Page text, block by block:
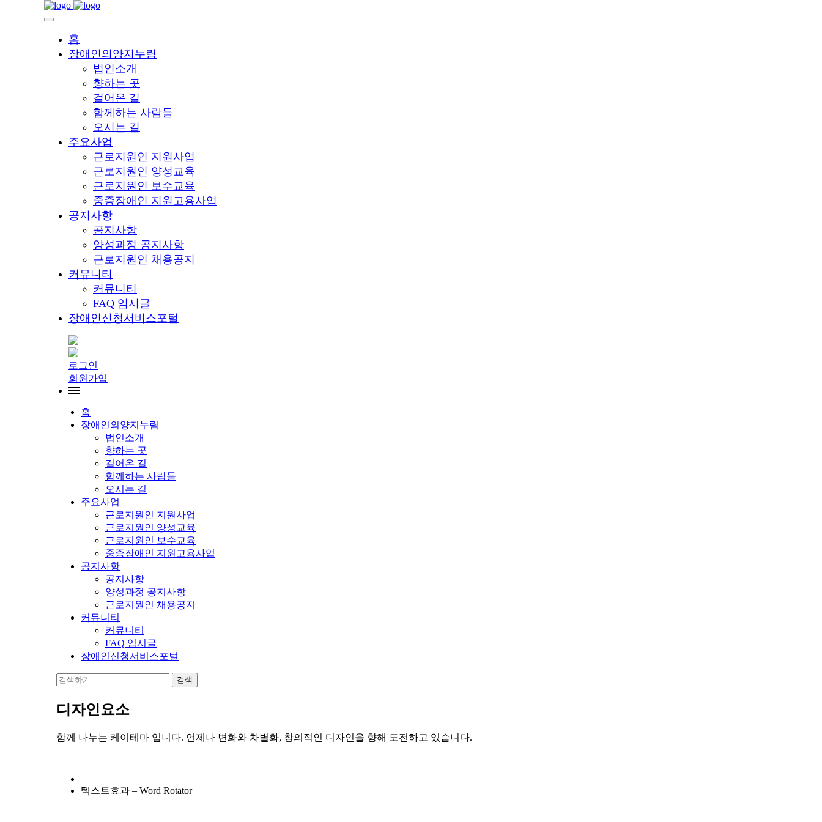
홈
장애인의양지누림
법인소개
향하는 곳
걸어온 길
함께하는 사람들
오시는 길
주요사업
근로지원인 지원사업
근로지원인 양성교육
근로지원인 보수교육
중증장애인 지원고용사업
공지사항
공지사항
양성과정 공지사항
근로지원인 채용공지
커뮤니티
커뮤니티
FAQ 임시글
장애인신청서비스포털
로그인
회원가입
홈
장애인의양지누림
법인소개
향하는 곳
걸어온 길
함께하는 사람들
오시는 길
주요사업
근로지원인 지원사업
근로지원인 양성교육
근로지원인 보수교육
중증장애인 지원고용사업
공지사항
공지사항
양성과정 공지사항
근로지원인 채용공지
커뮤니티
커뮤니티
FAQ 임시글
장애인신청서비스포털
디자인요소
함께 나누는 케이테마 입니다. 언제나 변화와 차별화, 창의적인 디자인을 향해 도전하고 있습니다.
텍스트효과 – Word Rotator